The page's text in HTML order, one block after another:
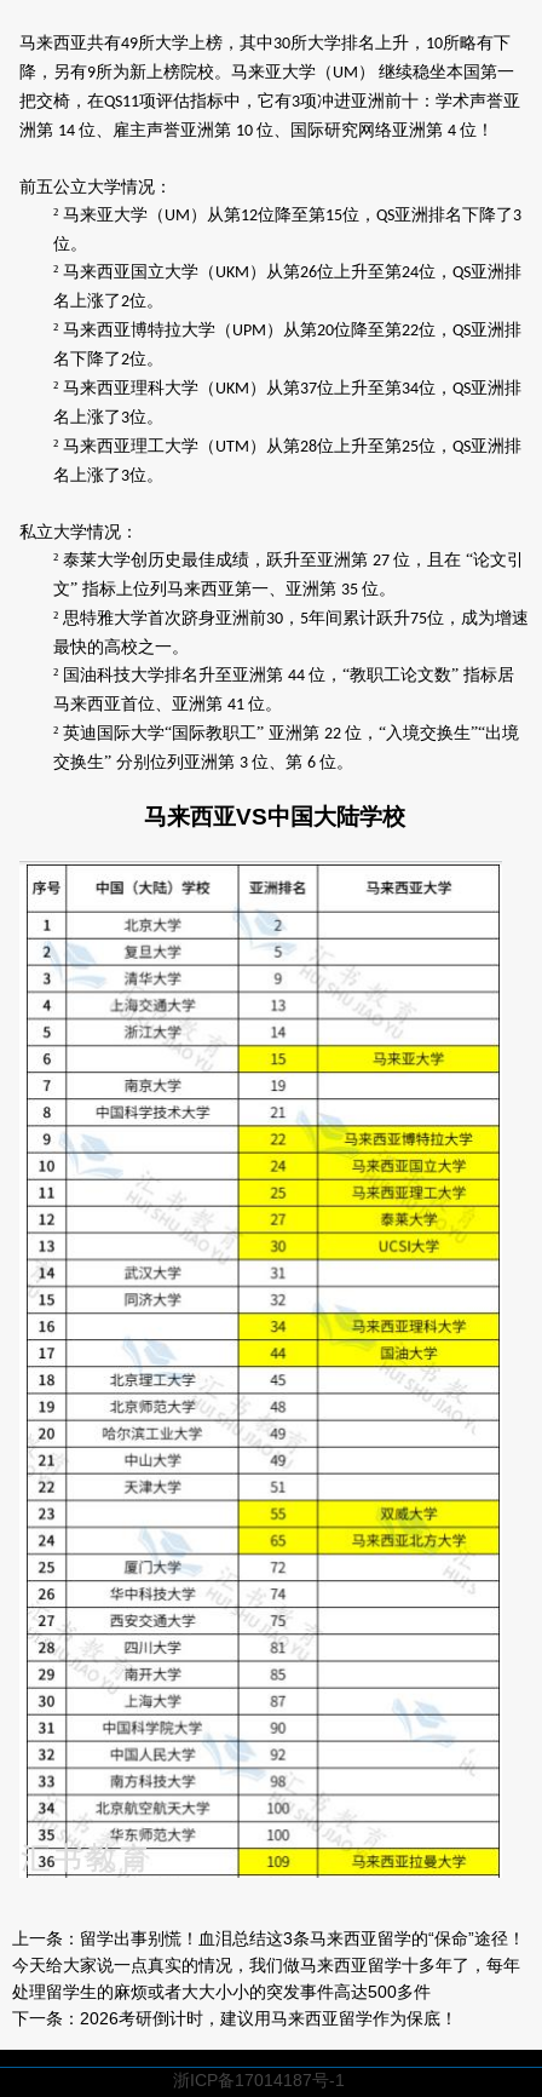
马来西亚共有49所大学上榜，其中30所大学排名上升， 10所略有下
降，另有9所为新上榜院校。马来亚大学（ UM ）
继续稳坐本国第一
把交椅，在QS11项评估指标中，它有3项冲进亚洲前十：学术声誉亚
洲第 14 位、雇主声誉亚洲第 10 位、国际研究网络亚洲第 4 位！
前五公立大学情况：
² 马来亚大学（ UM ）从第12位降至第15位， QS亚洲排名下降了 3
位。
² 马来西亚国立大学（ UKM ）从第26位上升至第24位， QS亚洲排
名上涨了2位。
² 马来西亚博特拉大学（ UPM ）从第20位降至第22位， QS亚洲排
名下降了2位。
² 马来西亚理科大学（ UKM ）从第37位上升至第34位， QS亚洲排
名上涨了 3位。
² 马来西亚理工大学（ UTM ）从第28位上升至第25位， QS亚洲排
名上涨了 3位。
私立大学情况：
² 泰莱大学创历史最佳成绩，跃升至亚洲第 27 位，且在 “论文引
文” 指标上位列马来西亚第一、亚洲第 35 位。
² 思特雅大学首次跻身亚洲前30 ， 5年间累计跃升75位，成为增速
最快的高校之一。
² 国油科技大学排名升至亚洲第 44 位，“教职工论文数” 指标居
马来西亚首位、亚洲第 41 位。
² 英迪国际大学“国际教职工” 亚洲第 22 位，“入境交换生”“出境
交换生” 分别位列亚洲第 3 位、第 6 位。
马来西亚VS中国大陆学校
上一条： 留学出事别慌！血泪总结这3条马来西亚留学的“保命”途径！
今天给大家说一点真实的情况，我们做马来西亚留学十多年了，每年
处理留学生的麻烦或者大大小小的突发事件高达500多件
下一条： 2026考研倒计时，建议用马来西亚留学作为保底！
浙ICP备17014187号-1